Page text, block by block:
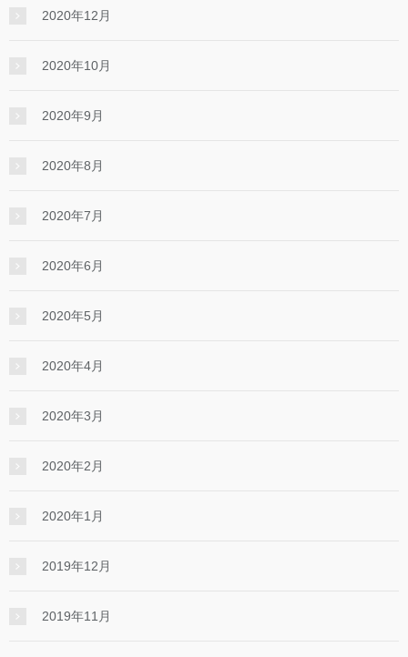
2020年12月
2020年10月
2020年9月
2020年8月
2020年7月
2020年6月
2020年5月
2020年4月
2020年3月
2020年2月
2020年1月
2019年12月
2019年11月